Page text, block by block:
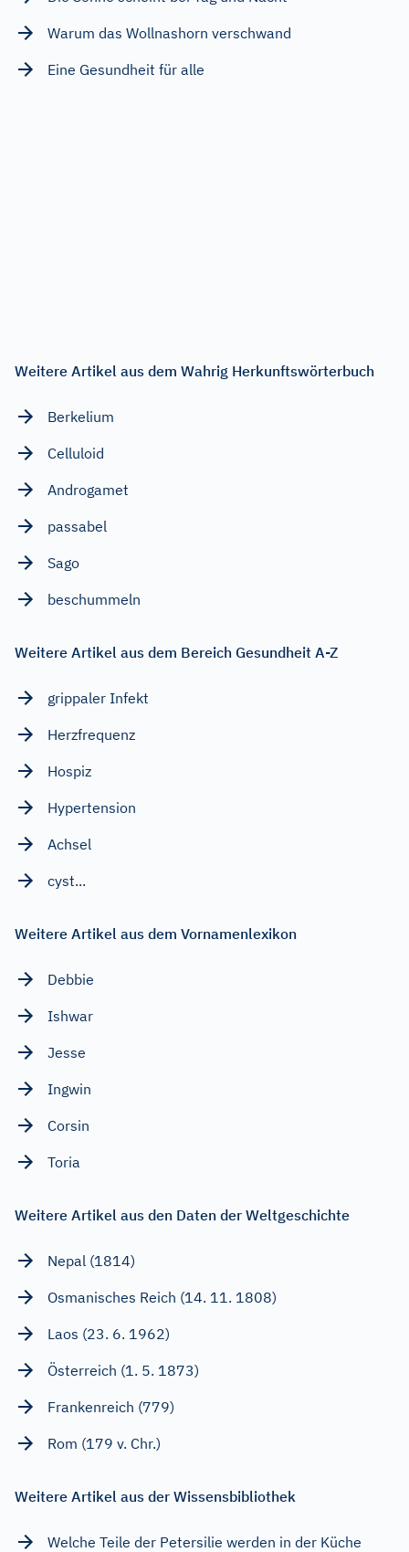
Warum das Wollnashorn verschwand
Eine Gesundheit für alle
Weitere Artikel aus dem Wahrig Herkunftswörterbuch
Berkelium
Celluloid
Androgamet
passabel
Sago
beschummeln
Weitere Artikel aus dem Bereich Gesundheit A-Z
grippaler Infekt
Herzfrequenz
Hospiz
Hypertension
Achsel
cyst...
Weitere Artikel aus dem Vornamenlexikon
Debbie
Ishwar
Jesse
Ingwin
Corsin
Toria
Weitere Artikel aus den Daten der Weltgeschichte
Nepal (1814)
Osmanisches Reich (14. 11. 1808)
Laos (23. 6. 1962)
Österreich (1. 5. 1873)
Frankenreich (779)
Rom (179 v. Chr.)
Weitere Artikel aus der Wissensbibliothek
Welche Teile der Petersilie werden in der Küche